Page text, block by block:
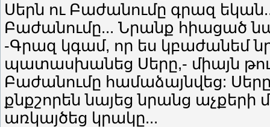
Սերն ու Բաժանումը գրազ
Բաժանումը... Նրանք հիացած
-Գրազ կգամ, որ ես կբաժանեմ
պատասխանեց Սերը,- միայն
Բաժանումը համաձայնվեց:
քնքշորեն նայեց նրանց աչքերի
առկայծեց կրակը...